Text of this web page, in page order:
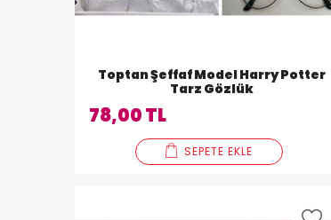
Toptan Şeffaf Model Harry Potter
Tarz Gözlük
78,00 TL
SEPETE EKLE